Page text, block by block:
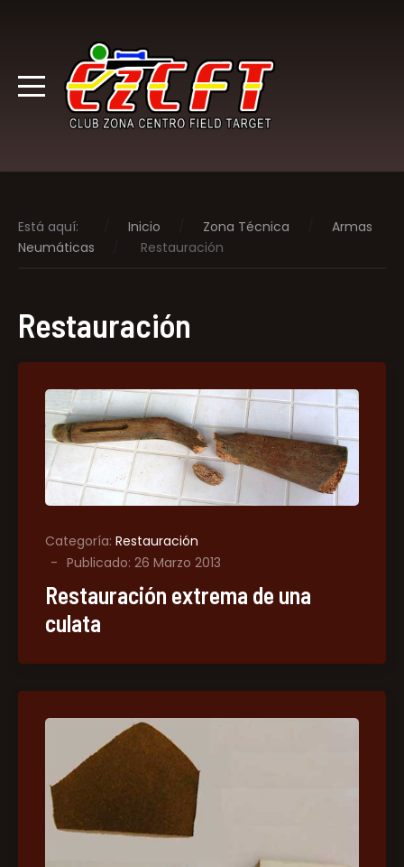
Está aquí: Inicio Zona Técnica
Armas
Neumáticas
Restauración
Restauración
Categoría: Restauración
Publicado: 26 Marzo 2013
Restauración extrema de una
culata